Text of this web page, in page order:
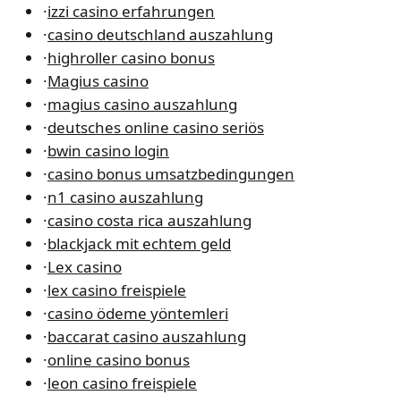
·izzi casino erfahrungen
·casino deutschland auszahlung
·highroller casino bonus
·Magius casino
·magius casino auszahlung
·deutsches online casino seriös
·bwin casino login
·casino bonus umsatzbedingungen
·n1 casino auszahlung
·casino costa rica auszahlung
·blackjack mit echtem geld
·Lex casino
·lex casino freispiele
·casino ödeme yöntemleri
·baccarat casino auszahlung
·online casino bonus
·leon casino freispiele